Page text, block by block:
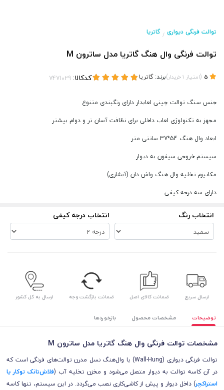
توالت فرنگی دیواری / گاتریا
توالت فرنگی وال هنگ گاتریا مدل ساترون M
(امتیاز 1خریدار)برند:گاتریا کدکالا:
جنس سنگ توالت چینی لعابدار دارای رنگبندی متنوع
مجهز به تکنولوژی لعاب داخلی برای نظافت آسان تر و دوام بیشتر
ابعاد وال هنگ 54*37 سانتی متر
سیستم خروجی سیفون به دیوار
مکانیزم تخلیه وال هنگ واش دان (آبشاری)
دارای سه درجه کیفی
انتخاب رنگ انتخاب درجه کیفی
ارسال سریع ضمانت کالای اصل ضمانت بازگشت وجه ارسال به کل کشور
توضیحات مشخصات محصول بازخوردها
مشخصات توالت فرنگی وال هنگ گاتریا مدل ساترون M
توالت فرنگی دیواری (Wall-Hung) یا وال‌هنگ نسل مدرن توالت‌های فرنگی است که
در آن کاسه توالت به دیوار متصل می‌شود و مخزن تخلیه آب (فلاش‌تانک توکار یا
استراکچر) داخل دیوار و پیش از کاشی‌کاری نصب می‌گردد. در این سیستم، تنها کاسه